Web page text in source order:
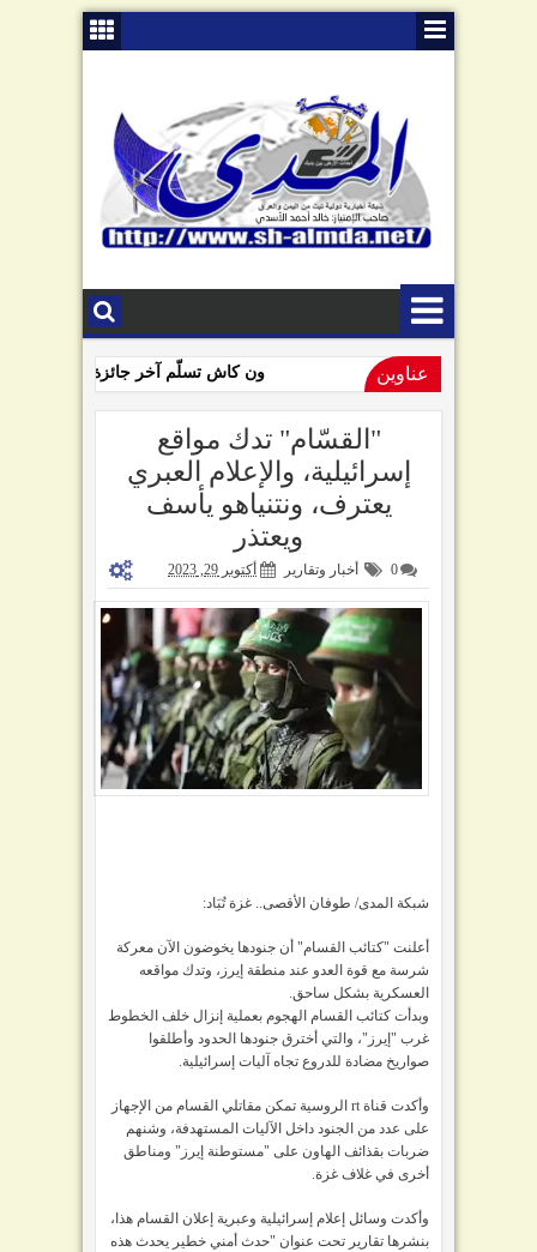
عناوين
ون كاش تسلّم آخر جائزة للفائزين
09:01 AM
"القسّام" تدك مواقع
إسرائيلية، والإعلام العبري
يعترف، ونتنياهو يأسف
ويعتذر
0 أخبار وتقارير أكتوبر 29, 2023
شبكة المدى/ طوفان الأقصى.. غزة تُبَاد:
أعلنت "كتائب القسام" أن جنودها يخوضون الآن معركة
شرسة مع قوة العدو عند منطقة إيرز، وتدك مواقعه
العسكرية بشكل ساحق.
وبدأت كتائب القسام الهجوم بعملية إنزال خلف الخطوط
غرب "إيرز"، والتي أخترق جنودها الحدود وأطلقوا
صواريخ مضادة للدروع تجاه آليات إسرائيلية.
وأكدت قناة rt الروسية تمكن مقاتلي القسام من الإجهاز
على عدد من الجنود داخل الآليات المستهدفة، وشنهم
ضربات بقذائف الهاون على "مستوطنة إيرز" ومناطق
أخرى في غلاف غزة.
وأكدت وسائل إعلام إسرائيلية وعبرية إعلان القسام هذا،
بنشرها تقارير تحت عنوان "حدث أمني خطير يحدث هذه